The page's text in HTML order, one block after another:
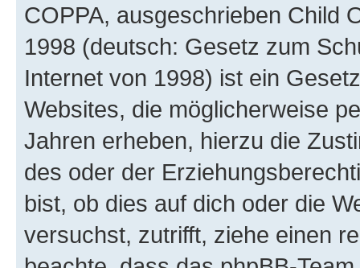
COPPA, ausgeschrieben Child
1998 (deutsch: Gesetz zum
Internet von 1998) ist ein
Websites, die möglicherweise
Jahren erheben, hierzu die
des oder der
bist, ob dies auf dich oder die
versuchst, zutrifft, ziehe einen